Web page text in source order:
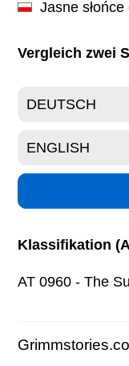
Jasne
Vergleich zwei
Klassifikation
AT 0960 - The